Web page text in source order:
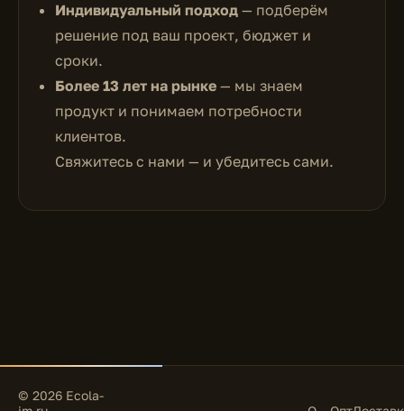
Индивидуальный подход — подберём
решение под ваш проект, бюджет и
сроки.
Более 13 лет на рынке — мы знаем
продукт и понимаем потребности
клиентов.
Свяжитесь с нами — и убедитесь сами.
© 2026 Ecola-